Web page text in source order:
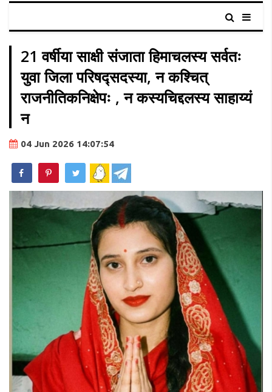
21 वर्षीया साक्षी संजाता हिमाचलस्य सर्वतः
युवा जिला परिषद्सदस्या, न कश्चित्
राजनीतिकनिक्षेपः , न कस्यचिद्दलस्य साहाय्यं
न
04 Jun 2026 14:07:54